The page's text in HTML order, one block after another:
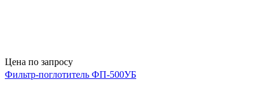
Цена по запросу
Фильтр-поглотитель ФП-500УБ